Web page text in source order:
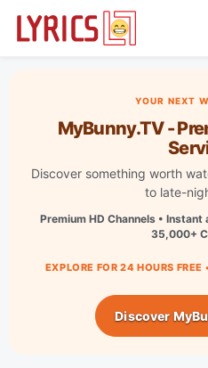
YOUR NEXT
MyBunny.TV -
Discover something worth
to late-
Premium HD Channels •
35,000+
EXPLORE FOR 24 HOURS
Discover